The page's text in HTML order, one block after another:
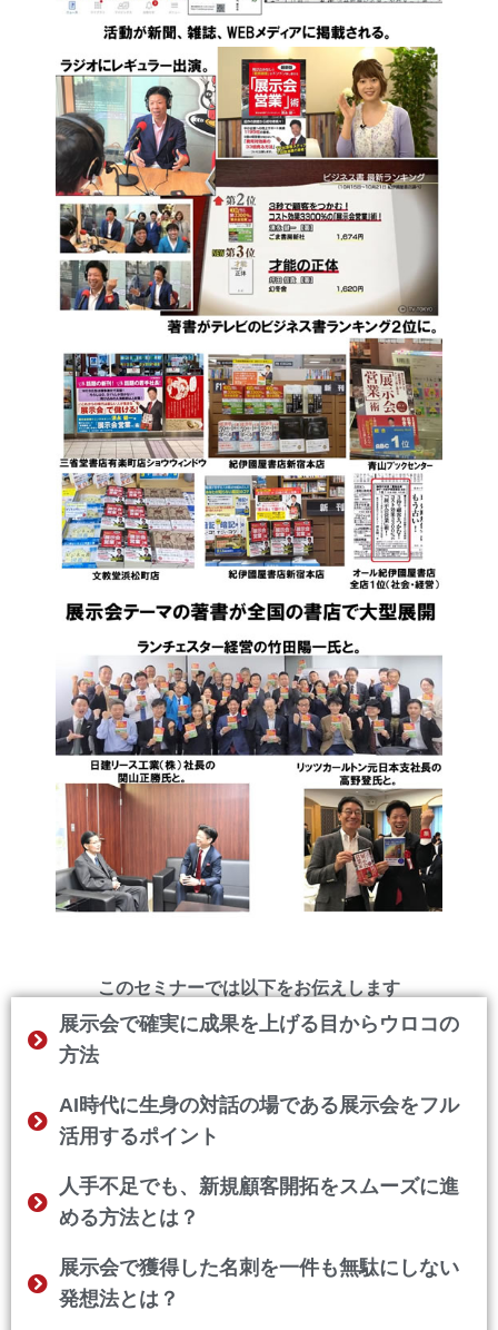
このセミナーでは以下をお伝えします
展示会で確実に成果を上げる目からウロコの
方法
AI時代に生身の対話の場である展示会をフル
活用するポイント
人手不足でも、新規顧客開拓をスムーズに進
める方法とは？
展示会で獲得した名刺を一件も無駄にしない
発想法とは？